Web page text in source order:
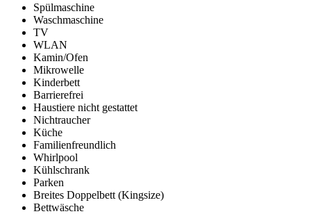
Spülmaschine
Waschmaschine
TV
WLAN
Kamin/Ofen
Mikrowelle
Kinderbett
Barrierefrei
Haustiere nicht gestattet
Nichtraucher
Küche
Familienfreundlich
Whirlpool
Kühlschrank
Parken
Breites Doppelbett (Kingsize)
Bettwäsche